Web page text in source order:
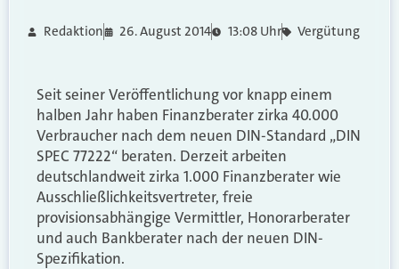
Redaktion 26. August 2014 13:08 Uhr Vergütung
Seit seiner Veröffentlichung vor knapp einem
halben Jahr haben Finanzberater zirka 40.000
Verbraucher nach dem neuen DIN-Standard „DIN
SPEC 77222“ beraten. Derzeit arbeiten
deutschlandweit zirka 1.000 Finanzberater wie
Ausschließlichkeitsvertreter, freie
provisionsabhängige Vermittler, Honorarberater
und auch Bankberater nach der neuen DIN-
Spezifikation.